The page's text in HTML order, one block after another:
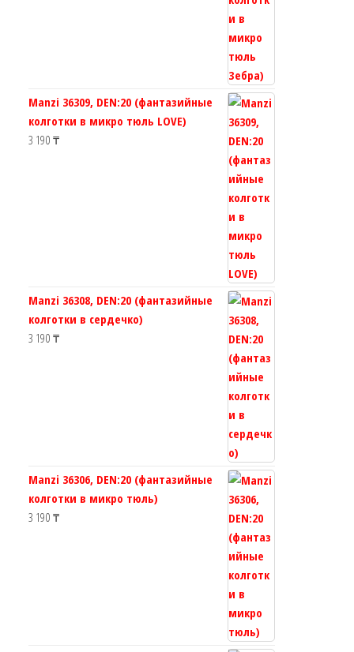
Manzi 36309, DEN:20 (фантазийные
колготки в микро тюль LOVE)
3 190 ₸
Manzi 36308, DEN:20 (фантазийные
колготки в сердечко)
3 190 ₸
Manzi 36306, DEN:20 (фантазийные
колготки в микро тюль)
3 190 ₸